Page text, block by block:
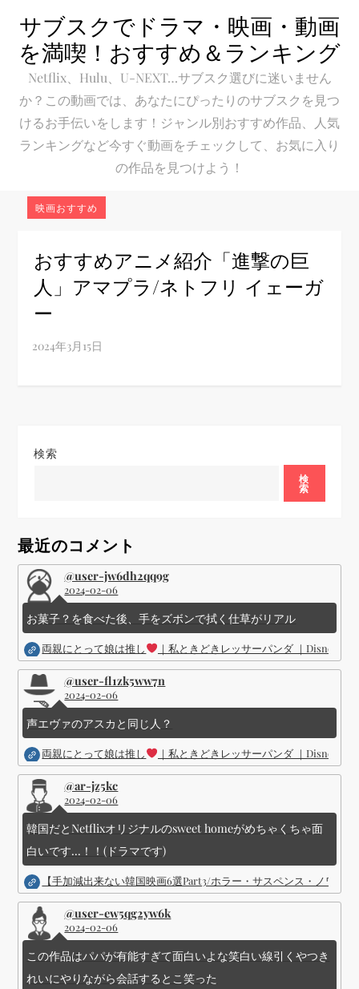
content
サブスクでドラマ・映画・動画
を満喫！おすすめ＆ランキング
Netflix、Hulu、U-NEXT…サブスク選びに迷いません
か？この動画では、あなたにぴったりのサブスクを見つ
けるお手伝いをします！ジャンル別おすすめ作品、人気
ランキングなど今すぐ動画をチェックして、お気に入り
の作品を見つけよう！
映画おすすめ
おすすめアニメ紹介「進撃の巨
人」アマプラ/ネトフリ イェーガ
ー
検索
検
索
最近のコメント
@user-jw6dh2qq9g
2024-02-06
お菓子？を食べた後、手をズボンで拭く仕草がリアル
両親にとって娘は推し ｜私ときどきレッサーパンダ ｜Disney (
@user-fl1zk5ww7n
2024-02-06
声エヴァのアスカと同じ人？
両親にとって娘は推し ｜私ときどきレッサーパンダ ｜Disney (
@ar-jz5kc
2024-02-06
韓国だとNetflixオリジナルのsweet homeがめちゃくちゃ面
白いです...！！(ドラマです)
【手加減出来ない韓国映画6選Part3/ホラー・サスペンス・ノワー
@user-ew5qg2yw6k
2024-02-06
この作品はパパが有能すぎて面白いよな笑白い線引くやつき
れいにやりながら会話するとこ笑った